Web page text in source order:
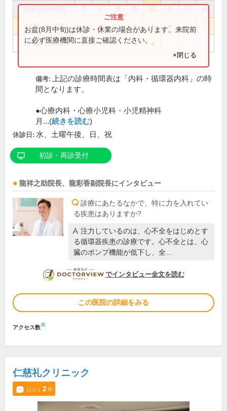
祝
8:00～12:00 ● ● ● ●
15:00～18:00 ● ● ●
お盆(8月中旬)は休診・休業の場合があります。来院前
に必ず医療機関に直接ご確認ください。
×閉じる
備考:
上記の診療時間表は「内科・循環器内科」の時
間となります。
●心療内科・心療小児科・小児精神科
月...(続きを読む)
休診日: 水、土曜午後、日、祝
初診・再診受付
龍祥之助院長、 龍彩香副院長にインタビュー
診療にあたるなかで、特に力を入れてい
る疾患はありますか?
注力しているのは、心不全をはじめとす
る循環器疾患の診療です。心不全とは、心
臓のポンプ機能が低下し、全…
DOCTORVIEW
でインタビュー全文を読む
この医院の詳細をみる
アクセス数※
仁慈礼クリニック
口コミ 2件